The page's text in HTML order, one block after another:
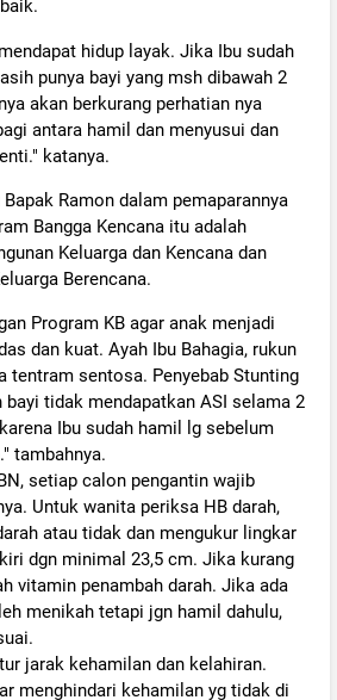
hidup layak. Jika Ibu sudah
punya bayi yang msh dibawah 2
akan berkurang perhatian nya
antara hamil dan menyusui dan
katanya.
Ramon dalam pemaparannya
Bangga Kencana itu adalah
Keluarga dan Kencana dan
Berencana.
Program KB agar anak menjadi
dan kuat. Ayah Ibu Bahagia, rukun
tentram sentosa. Penyebab Stunting
bayi tidak mendapatkan ASI selama 2
Ibu sudah hamil lg sebelum
tambahnya.
setiap calon pengantin wajib
Untuk wanita periksa HB darah,
atau tidak dan mengukur lingkar
dgn minimal 23,5 cm. Jika kurang
vitamin penambah darah. Jika ada
menikah tetapi jgn hamil dahulu,
jarak kehamilan dan kelahiran.
menghindari kehamilan yg tidak di